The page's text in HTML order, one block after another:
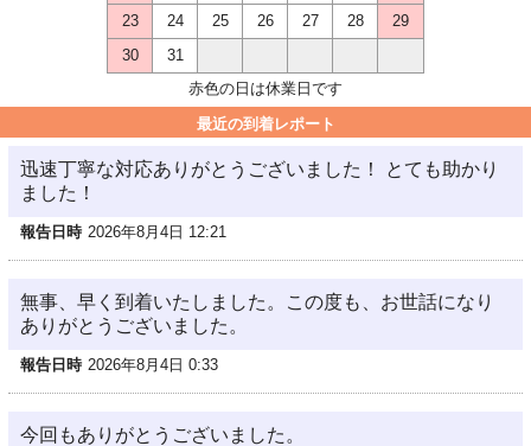
23
24 25 26 27 28
29
30
31
赤色の日は休業日です
最近の到着レポート
迅速丁寧な対応ありがとうございました！ とても助かり
ました！
報告日時 2026年8月4日 12:21
無事、早く到着いたしました。この度も、お世話になり
ありがとうございました。
報告日時 2026年8月4日 0:33
今回もありがとうございました。